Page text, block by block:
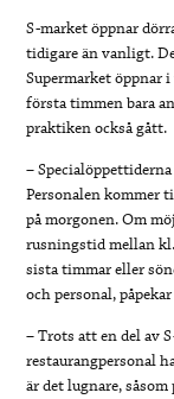
S-market öppnar
tidigare än vanligt.
Supermarket öppnar
första timmen bara
praktiken också gått.
–
Personalen kommer
på morgonen. Om
rusningstid mellan
sista timmar eller
och personal,
– Trots att en del av
restaurangpersonal
är det lugnare,